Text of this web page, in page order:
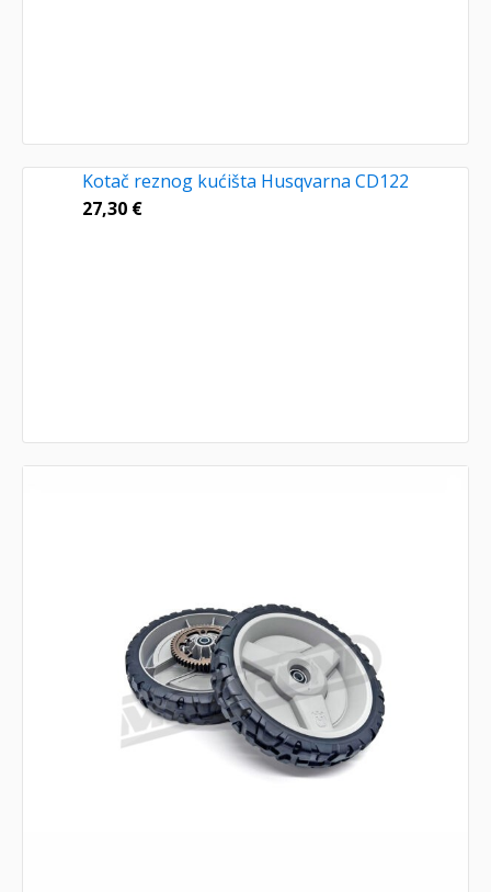
Kotač reznog kućišta Husqvarna CD122
27,30 €